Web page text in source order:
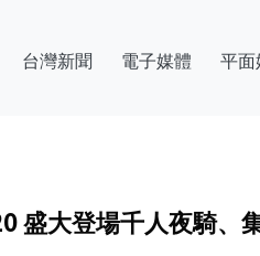
台灣新聞 電子媒體 平面
盛大登場千人夜騎、